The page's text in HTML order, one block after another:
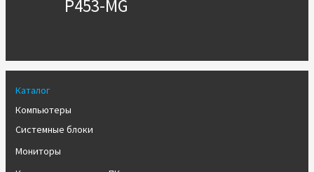
Каталог
Компьютеры
Системные блоки
Мониторы
P453-MG